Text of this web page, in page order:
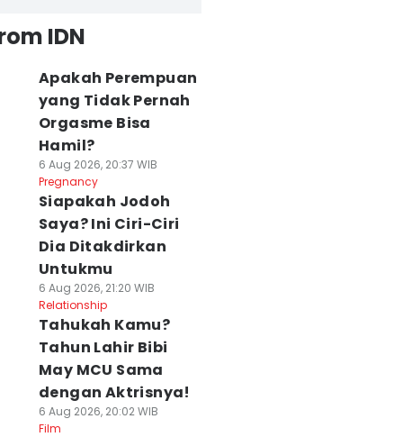
IDN
Apakah Perempuan
yang Tidak Pernah
Orgasme Bisa
Hamil?
6 Aug 2026, 20:37 WIB
Pregnancy
Siapakah Jodoh
Saya? Ini Ciri-Ciri
Dia Ditakdirkan
Untukmu
6 Aug 2026, 21:20 WIB
Relationship
Tahukah Kamu?
Tahun Lahir Bibi
May MCU Sama
dengan Aktrisnya!
6 Aug 2026, 20:02 WIB
Film